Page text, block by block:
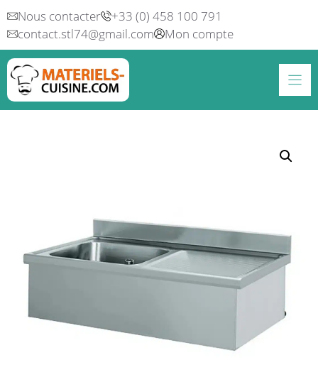
Aller
au
contenu
Nous contacter
+33 (0) 458 100 791
contact.stl74@gmail.com
Mon compte